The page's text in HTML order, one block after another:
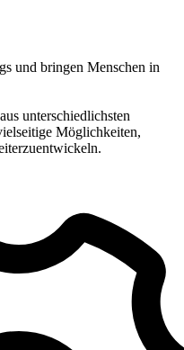
und bringen Menschen in
unterschiedlichsten
Möglichkeiten,